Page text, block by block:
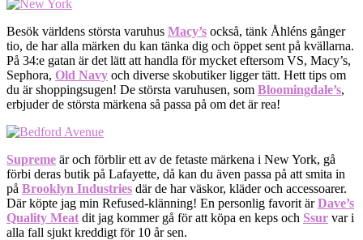
Besök världens största varuhus Macy’s också, tänk Åhléns gånger
tio, de har alla märken du kan tänka dig och öppet sent på kvällarna.
På 34:e gatan är det lätt att handla för mycket eftersom VS, Macy’s,
Sephora, Old Navy och diverse skobutiker ligger tätt. Hett tips om
du är shoppingsugen! De största varuhusen, som Bloomingdale’s,
erbjuder de största märkena så passa på om det är rea!
Supreme är och förblir ett av de fetaste märkena i New York, gå
förbi deras butik på Lafayette, då kan du även passa på att smita in
på Brooklyn Industries där de har väskor, kläder och accessoarer.
Där köpte jag min Refused-klänning! En personlig favorit ärDave’s
Quality Meat dit jag kommer gå för att köpa en keps och Ssur var i
alla fall sjukt kreddigt för 10 år sen.